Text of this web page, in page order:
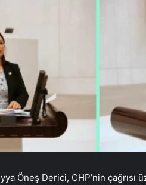
Öneş Derici, CHP’nin çağrısı